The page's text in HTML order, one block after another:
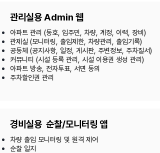
관리실용 Admin 웹
아파트 관리 (동호, 입주민, 차량, 계정, 이력, 장비)
관제실 (모니터링, 출입제한, 차량관리, 출입기록)
공동체 (공지사항, 일정, 게시판, 주변정보, 주차질서)
커뮤니티 (시설 등록 관리, 시설 이용권 생성 관리)
아파트 방송, 전자투표, 서면 동의
​주차할인권 관리
경비실용 순찰/모니터링 앱
차량 출입 모니터링 및 원격 제어
순찰 일지